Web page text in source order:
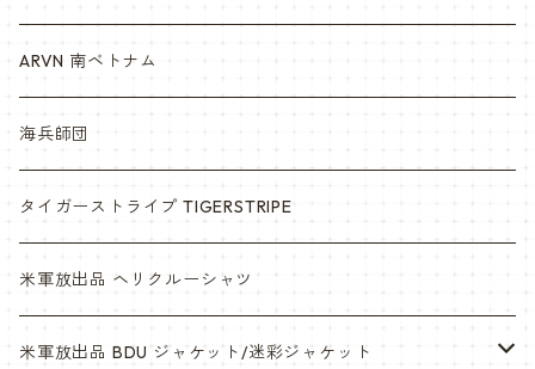
ARVN 南ベトナム
海兵師団
タイガーストライプ TIGERSTRIPE
米軍放出品 ヘリクルーシャツ
米軍放出品 BDU ジャケット/迷彩ジャケット